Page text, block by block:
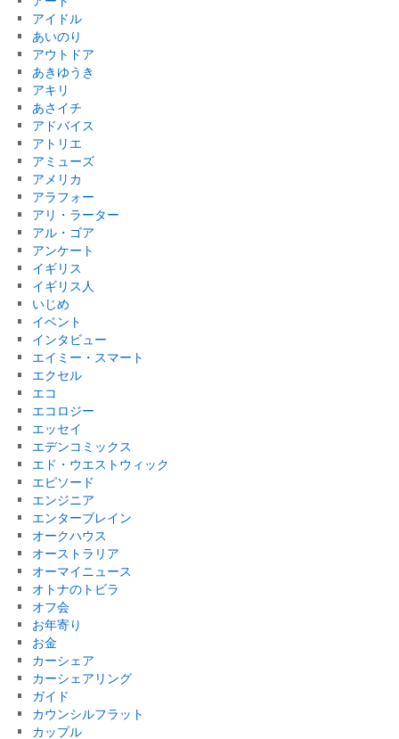
アイドル
あいのり
アウトドア
あきゆうき
アキリ
あさイチ
アドバイス
アトリエ
アミューズ
アメリカ
アラフォー
アリ・ラーター
アル・ゴア
アンケート
イギリス
イギリス人
いじめ
イベント
インタビュー
エイミー・スマート
エクセル
エコ
エコロジー
エッセイ
エデンコミックス
エド・ウエストウィック
エピソード
エンジニア
エンターブレイン
オークハウス
オーストラリア
オーマイニュース
オトナのトビラ
オフ会
お年寄り
お金
カーシェア
カーシェアリング
ガイド
カウンシルフラット
カップル